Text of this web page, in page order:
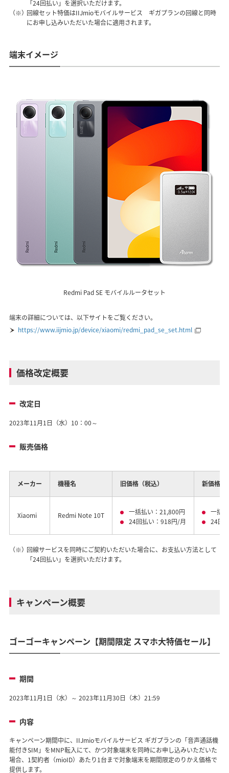
「24回払い」を選択いただけます。
（※）回線セット特価はIIJmioモバイルサービス ギガプランの回線と同時
にお申し込みいただいた場合に適用されます。
端末イメージ
Redmi Pad SE モバイルルータセット
端末の詳細については、以下サイトをご覧ください。
https://www.iijmio.jp/device/xiaomi/redmi_pad_se_set.html
価格改定概要
改定日
2023年11月1日（水）10：00～
販売価格
メーカー 機種名 旧価格（税込） 新価格（
Xiaomi Redmi Note 10T
一括払い：21,800円
24回払い：918円/月
一括
24回
（※）回線サービスを同時にご契約いただいた場合に、お支払い方法として
「24回払い」を選択いただけます。
キャンペーン概要
ゴーゴーキャンペーン【期間限定 スマホ大特価セール】
期間
2023年11月1日（水）～ 2023年11月30日（木）21:59
内容
キャンペーン期間中に、IIJmioモバイルサービス ギガプランの「音声通話機
能付きSIM」をMNP転入にて、かつ対象端末を同時にお申し込みいただいた
場合、1契約者（mioID）あたり1台まで対象端末を期間限定のりかえ価格で
提供します。